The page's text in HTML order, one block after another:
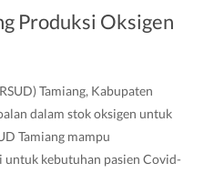
Produksi Oksigen
Tamiang, Kabupaten
dalam stok oksigen untuk
Tamiang mampu
kebutuhan pasien Covid-